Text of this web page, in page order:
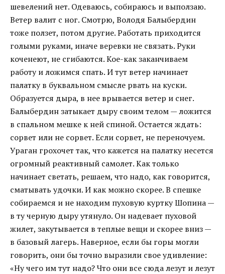
шевелений нет. Одеваюсь, собираюсь и выползаю.
Ветер валит с ног. Смотрю, Володя Балыбердин
тоже ползет, потом другие. Работать приходится
голыми руками, иначе веревки не связать. Руки
коченеют, не сгибаются. Кое-как заканчиваем
работу и ложимся спать. И тут ветер начинает
палатку в буквальном смысле рвать на куски.
Образуется дыра, в нее врывается ветер и снег.
Балыбердин затыкает дыру своим телом — ложится
в спальном мешке к ней спиной. Остается ждать:
сорвет или не сорвет. Если сорвет, не переночуем.
Ураган грохочет так, что кажется на палатку несется
огромный реактивный самолет. Как только
начинает светать, решаем, что надо, как говорится,
сматывать удочки. И как можно скорее. В спешке
собираемся и не находим пуховую куртку Шопина —
в ту черную дыру утянуло. Он надевает пуховой
жилет, закутывается в теплые вещи и скорее вниз —
в базовый лагерь. Наверное, если бы горы могли
говорить, они бы точно выразили свое удивление:
«Ну чего им тут надо? Что они все сюда лезут и лезут